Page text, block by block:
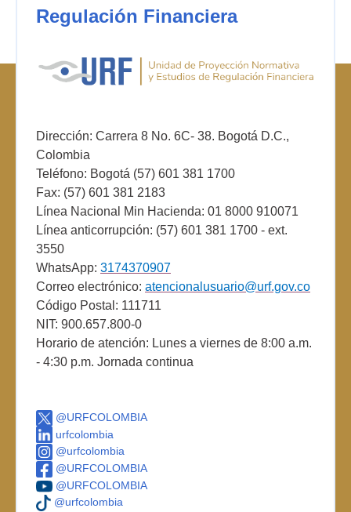
Regulación Financiera
Dirección: Carrera 8 No. 6C- 38. Bogotá D.C.,
Colombia
Teléfono: Bogotá (57) 601 381 1700
Fax: (57) 601 381 2183
Línea Nacional Min Hacienda: 01 8000 910071
Línea anticorrupción: (57) 601 381 1700 - ext.
3550
WhatsApp: 3174370907
Correo electrónico: atencionalusuario@urf.gov.co
Código Postal: 111711
NIT: 900.657.800-0
Horario de atención: Lunes a viernes de 8:00 a.m.
- 4:30 p.m. Jornada continua
@URFCOLOMBIA
urfcolombia
@urfcolombia
@URFCOLOMBIA
@URFCOLOMBIA
@urfcolombia